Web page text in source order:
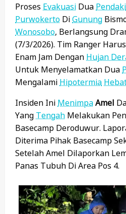
Proses Evakuasi Dua Pendaki
Purwokerto DiGunung
Wonosobo, Berlangsung
(7/3/2026). Tim Ranger
Enam Jam Dengan Hujan
Untuk Menyelamatkan Dua
Mengalami Hipotermia
Insiden Ini MenimpaAmel
Yang Tengah Melakukan
Basecamp Deroduwur.
Diterima Pihak Basecamp
Setelah Amel Dilaporkan
Panas Tubuh Di Area Pos 4.